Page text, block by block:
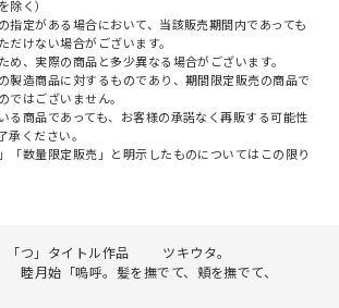
除く）
指定がある場合において、当該販売期間内であっても
だけない場合がございます。
め、実際の商品と多少異なる場合がございます。
製造商品に対するものであり、期間限定販売の商品で
ではございません。
る商品であっても、お客様の承諾なく再販する可能性
承ください。
「数量限定販売」と明示したものについてはこの限り
「つ」タイトル作品
ツキウタ。
月始「嗚呼。髪を撫でて、頬を撫でて、